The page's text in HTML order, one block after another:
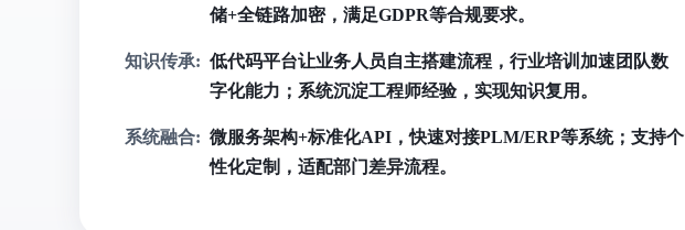
储+全链路加密，满足GDPR等合规要求。
知识传承: 低代码平台让业务人员自主搭建流程，行业培训加速团队数
字化能力；系统沉淀工程师经验，实现知识复用。
系统融合: 微服务架构+标准化API，快速对接PLM/ERP等系统；支持个
性化定制，适配部门差异流程。